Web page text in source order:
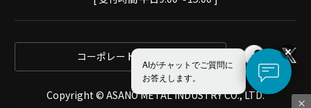
コーポレートサイト
Copyright © ASANO METAL INDUSTRY CO., LTD.
AIがチャットでご質問に
お答えします。